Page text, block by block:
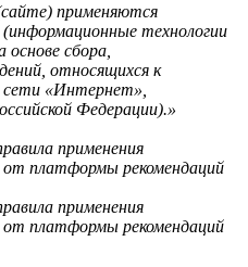
применяются
технологии
сбора,
относящихся к
сети «Интернет»,
Федерации).»
применения
от платформы рекомендаций
применения
от платформы рекомендаций